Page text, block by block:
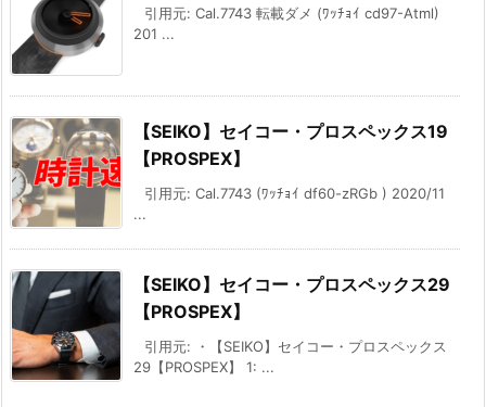
引用元: Cal.7743 転載ダメ (ﾜｯﾁｮｲ cd97-Atml)
201 ...
【SEIKO】セイコー・プロスペックス19
【PROSPEX】
引用元: Cal.7743 (ﾜｯﾁｮｲ df60-zRGb ) 2020/11
...
【SEIKO】セイコー・プロスペックス29
【PROSPEX】
引用元: ・【SEIKO】セイコー・プロスペックス
29【PROSPEX】 1: ...